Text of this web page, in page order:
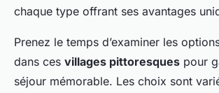
chaque type offrant ses avantages
Prenez le temps d’examiner les
dans ces villages pittoresques pour
séjour mémorable. Les choix sont